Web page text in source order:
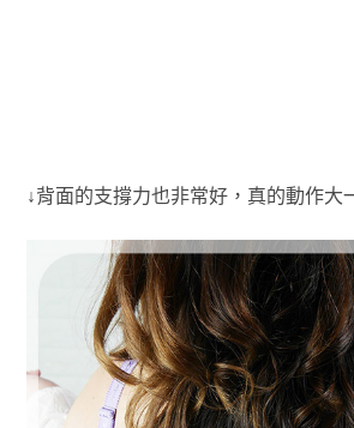
↓背面的支撐力也非常好，真的動作大